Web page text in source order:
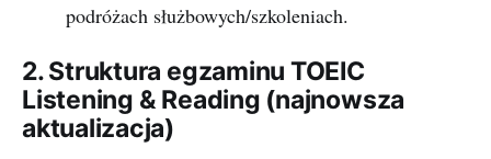
podróżach służbowych/szkoleniach.
2. Struktura egzaminu TOEIC
Listening & Reading (najnowsza
aktualizacja)